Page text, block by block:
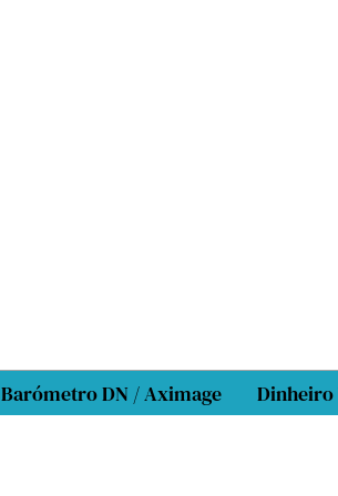
Barómetro DN / Aximage Dinheiro